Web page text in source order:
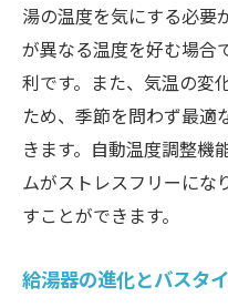
湯の温度を気にする必要
が異なる温度を好む場合
利です。また、気温の変
ため、季節を問わず最適
きます。自動温度調整機
ムがストレスフリーにな
すことができます。
給湯器の進化とバスタ